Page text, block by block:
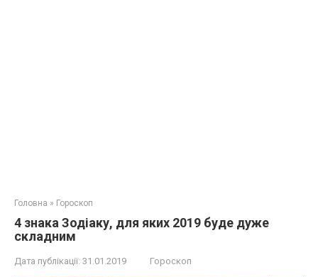
Головна » Гороскоп
4 знака Зодіаку, для яких 2019 буде дуже
складним
Дата публікації: 31.01.2019 Гороскоп